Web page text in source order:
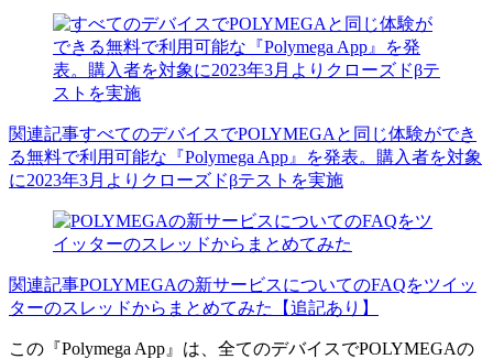
関連記事すべてのデバイスでPOLYMEGAと同じ体験ができ
る無料で利用可能な『Polymega App』を発表。購入者を対象
に2023年3月よりクローズドβテストを実施
関連記事POLYMEGAの新サービスについてのFAQをツイッ
ターのスレッドからまとめてみた【追記あり】
この『Polymega App』は、全てのデバイスでPOLYMEGAの